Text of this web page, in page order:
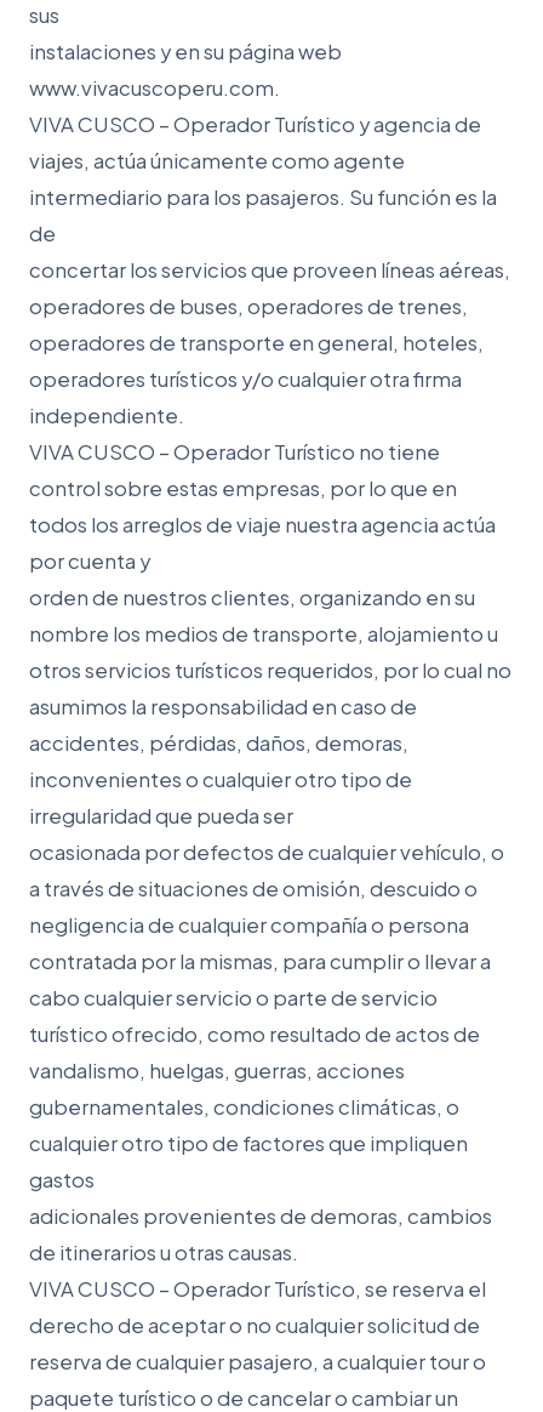
sus
instalaciones y en su página web
www.vivacuscoperu.com.
VIVA CUSCO – Operador Turístico y agencia de
viajes, actúa únicamente como agente
intermediario para los pasajeros. Su función es la
de
concertar los servicios que proveen líneas aéreas,
operadores de buses, operadores de trenes,
operadores de transporte en general, hoteles,
operadores turísticos y/o cualquier otra firma
independiente.
VIVA CUSCO – Operador Turístico no tiene
control sobre estas empresas, por lo que en
todos los arreglos de viaje nuestra agencia actúa
por cuenta y
orden de nuestros clientes, organizando en su
nombre los medios de transporte, alojamiento u
otros servicios turísticos requeridos, por lo cual no
asumimos la responsabilidad en caso de
accidentes, pérdidas, daños, demoras,
inconvenientes o cualquier otro tipo de
irregularidad que pueda ser
ocasionada por defectos de cualquier vehículo, o
a través de situaciones de omisión, descuido o
negligencia de cualquier compañía o persona
contratada por la mismas, para cumplir o llevar a
cabo cualquier servicio o parte de servicio
turístico ofrecido, como resultado de actos de
vandalismo, huelgas, guerras, acciones
gubernamentales, condiciones climáticas, o
cualquier otro tipo de factores que impliquen
gastos
adicionales provenientes de demoras, cambios
de itinerarios u otras causas.
VIVA CUSCO – Operador Turístico, se reserva el
derecho de aceptar o no cualquier solicitud de
reserva de cualquier pasajero, a cualquier tour o
paquete turístico o de cancelar o cambiar un